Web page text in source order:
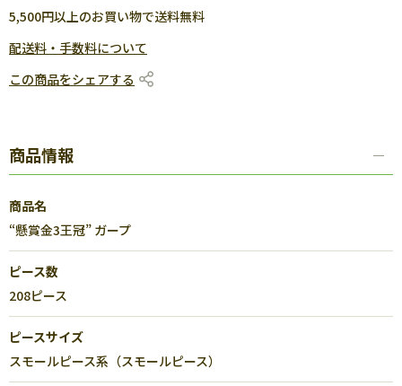
5,500円以上のお買い物で送料無料
配送料・手数料について
この商品をシェアする
商品情報
商品名
“懸賞金3王冠” ガープ
ピース数
208ピース
ピースサイズ
スモールピース系（スモールピース）